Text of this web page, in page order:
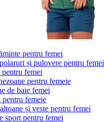
pentru femei
și pulovere pentru femei
femei
pentru femeie
de baie femei
pentru femeie
și veste pentru femei
sport pentru femei